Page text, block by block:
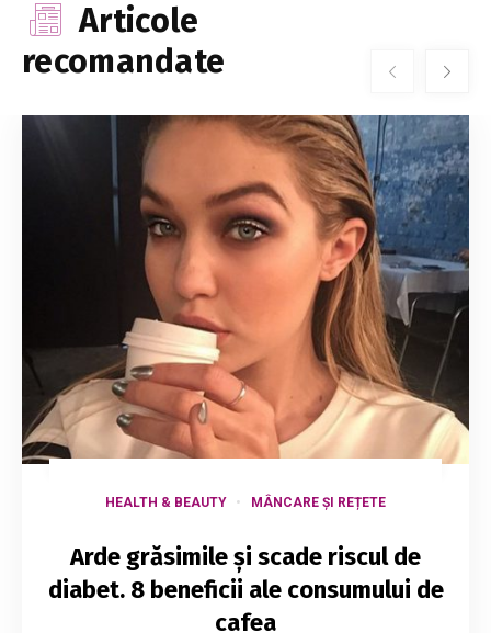
Articole
recomandate
HEALTH & BEAUTY MÂNCARE ȘI REȚETE
Arde grăsimile și scade riscul de
diabet. 8 beneficii ale consumului de
cafea